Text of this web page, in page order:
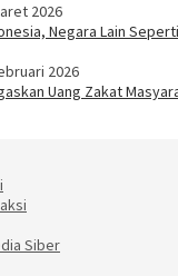
2026
Negara Lain
2026
Uang Zakat
Siber